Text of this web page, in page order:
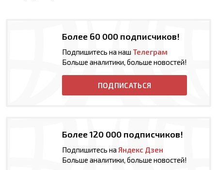
Более 60 000 подписчиков!
Подпишитесь на наш Телеграм
Больше аналитики, больше новостей!
ПОДПИСАТЬСЯ
Более 120 000 подписчиков!
Подпишитесь на Яндекс Дзен
Больше аналитики, больше новостей!